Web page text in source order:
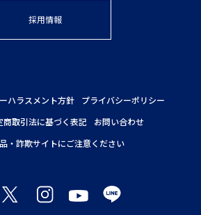
採用情報
ハラスメント方針
プライバシーポリシー
商取引法に基づく表記
お問い合わせ
・詐欺サイトにご注意ください